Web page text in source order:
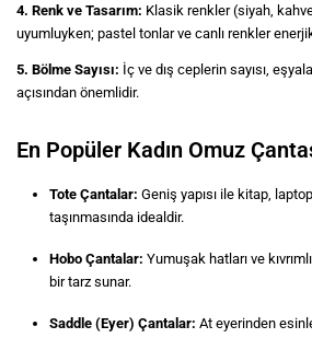
4. Renk ve Tasarım: Klasik renkler (siyah,
uyumluyken; pastel tonlar ve canlı renkler
5. Bölme Sayısı: İç ve dış ceplerin sayısı,
açısından önemlidir.
En Popüler Kadın Omuz
Tote Çantalar: Geniş yapısı ile kitap,
taşınmasında idealdir.
Hobo Çantalar: Yumuşak hatları ve
bir tarz sunar.
Saddle (Eyer) Çantalar: At eyerinden